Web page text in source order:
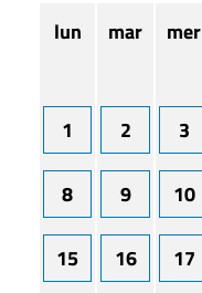
lun mar mer
1 2 3
8 9 10
15 16 17